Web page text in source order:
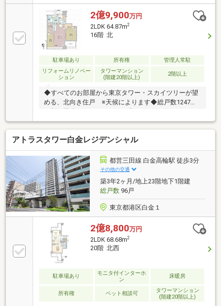
ォークインクローゼット等の充実した収納スペース◆
廊下の面積が少なく、居室にもゆとりのある間取り設
計◆玄関外にはトランクルームが完備◆キッチンには
生ゴミを処理するディスポーザーが装備◆ゲストルー
ム、ゴルフレンジ、フィットネススタジオ等の充実し
た共用スペース◆多彩なサービスを展開されるコンシ
ェルジュサービス◆玄関外にはトランクルームスペー
ス◆収納が充実した三面鏡の洗面化粧台◆浴室乾燥機
付きのオートバスシステム
2億9,900万円
2LDK 64.87m2
16階 北
駐車場あり 所有権
管理人常駐
リフォームリノベー
ション
タワーマンション
(階建20階以上)
2階以上
◆すべてのお部屋から東京タワー・スカイツリーが望
める、北向き住戸 ※天候によります◆総戸数1247戸
ットを採用 ◆長谷工コミュニティによる24時間有人
管理◆ホテルライクなコンシェルジュサービス◆各階
クリーンステーションがございます◆一部リフォーム
実施（2026年6月完了予定）クロス張替、エアコン交
換、トイレ交換等◆ペット飼育可（細則有）【多種多
彩な共用施設】スカイテラス／パーティールーム／ゲ
ストルームゴルフレンジ／スカイラウンジ／シアター
ルームフィットネススタジオ／キッズラウンジスタデ
ィルーム／カンファレンスルーム
アトラスタワー白金レジデンシャル
都営三田線 白金高輪駅 徒歩3分
その他の交通
築3年2ヶ月/地上23階地下1階建
総戸数96戸
東京都港区白金１
2億8,800万円
2LDK 68.68m2
20階 北西
駐車場あり
モニタ付インターホ
ン
床暖房
所有権 ペット相談可
タワーマンション
(階建20階以上)